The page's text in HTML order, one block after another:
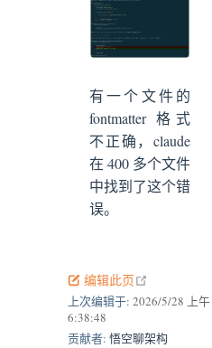
有一个文件的
fontmatter 格式
不正确，claude
在 400 多个文件
中找到了这个错
误。
编辑此页
上次编辑于: 2026/5/28 上午
6:38:48
贡献者: 悟空聊架构